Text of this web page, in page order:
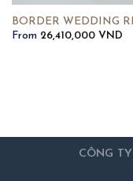
BORDER WEDDING
From 26,410,000 VND
CÔNG